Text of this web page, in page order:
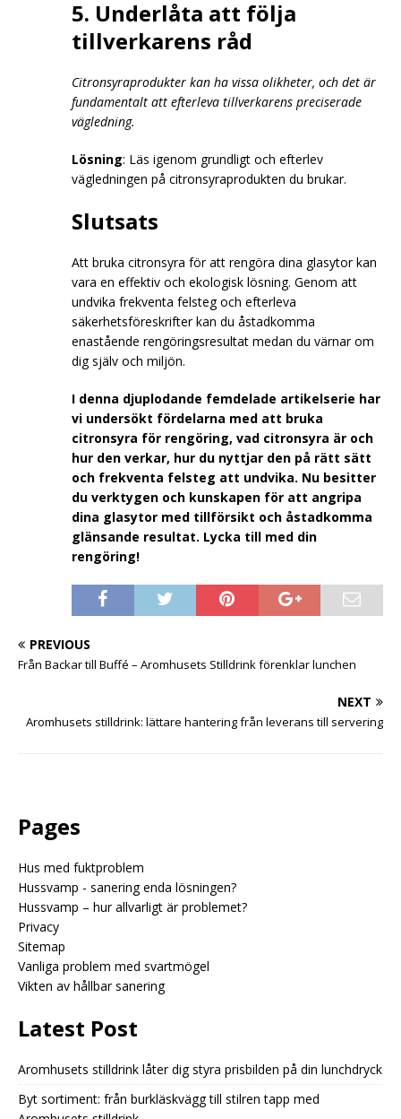
5. Underlåta att följa
tillverkarens råd
Citronsyraprodukter kan ha vissa olikheter, och det är
fundamentalt att efterleva tillverkarens preciserade
vägledning.
Lösning: Läs igenom grundligt och efterlev
vägledningen på citronsyraprodukten du brukar.
Slutsats
Att bruka citronsyra för att rengöra dina glasytor kan
vara en effektiv och ekologisk lösning. Genom att
undvika frekventa felsteg och efterleva
säkerhetsföreskrifter kan du åstadkomma
enastående rengöringsresultat medan du värnar om
dig själv och miljön.
I denna djuplodande femdelade artikelserie har
vi undersökt fördelarna med att bruka
citronsyra för rengöring, vad citronsyra är och
hur den verkar, hur du nyttjar den på rätt sätt
och frekventa felsteg att undvika. Nu besitter
du verktygen och kunskapen för att angripa
dina glasytor med tillförsikt och åstadkomma
glänsande resultat. Lycka till med din
rengöring!
PREVIOUS
Från Backar till Buffé – Aromhusets Stilldrink förenklar lunchen
NEXT
Aromhusets stilldrink: lättare hantering från leverans till servering
Pages
Hus med fuktproblem
Hussvamp - sanering enda lösningen?
Hussvamp – hur allvarligt är problemet?
Privacy
Sitemap
Vanliga problem med svartmögel
Vikten av hållbar sanering
Latest Post
Aromhusets stilldrink låter dig styra prisbilden på din lunchdryck
Byt sortiment: från burkläskvägg till stilren tapp med